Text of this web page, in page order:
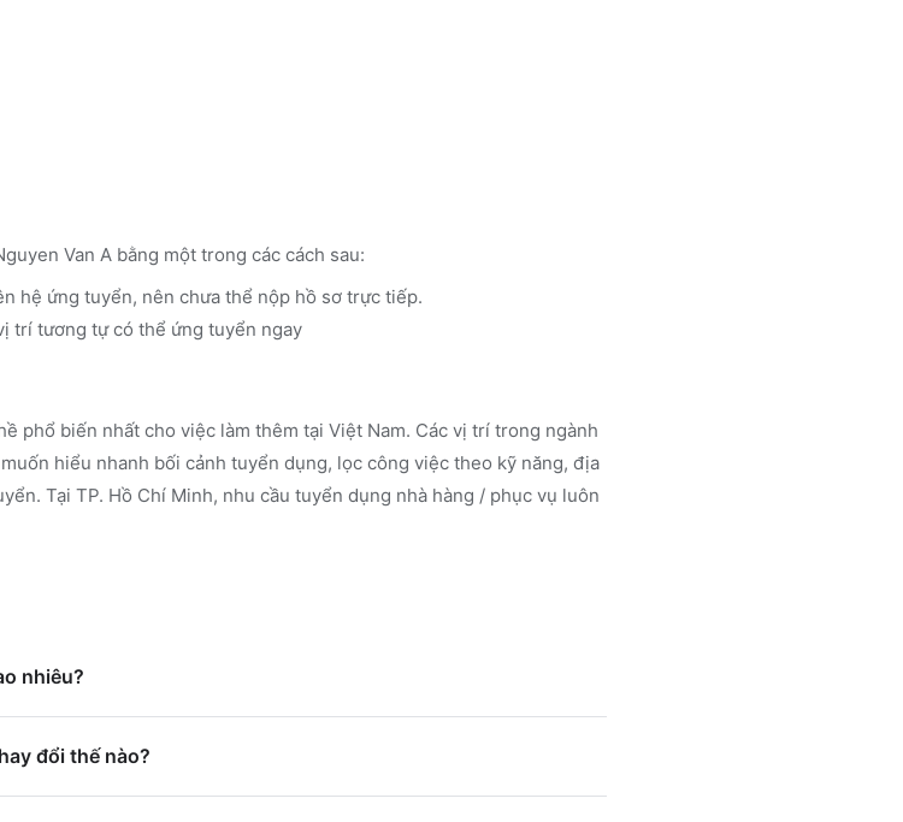
Van A bằng một trong các cách sau:
hệ ứng tuyển, nên chưa thể nộp hồ sơ trực tiếp.
trí tương tự có thể ứng tuyển ngay
phổ biến nhất cho việc làm thêm tại Việt Nam. Các vị trí trong ngành
hiểu nhanh bối cảnh tuyển dụng, lọc công việc theo kỹ năng, địa
Tại TP. Hồ Chí Minh, nhu cầu tuyển dụng nhà hàng / phục vụ luôn
nhiêu?
đổi thế nào?